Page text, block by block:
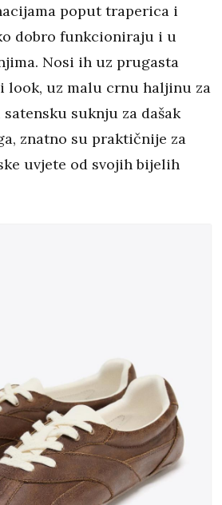
poput traperica i
dobro funkcioniraju i u
Nosi ih uz prugasta
look, uz malu crnu haljinu za
suknju za dašak
znatno su praktičnije za
uvjete od svojih bijelih